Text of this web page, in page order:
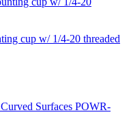
cup w/ 1/4-20 threaded